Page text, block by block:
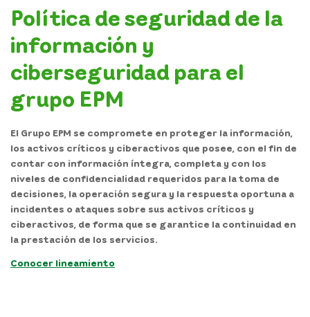
Política de seguridad de la
información y
ciberseguridad para el
grupo EPM
El Grupo EPM se compromete en proteger la información,
los activos críticos y ciberactivos que posee, con el fin de
contar con información íntegra, completa y con los
niveles de confidencialidad requeridos para la toma de
decisiones, la operación segura y la respuesta oportuna a
incidentes o ataques sobre sus activos críticos y
ciberactivos, de forma que se garantice la continuidad en
la prestación de los servicios.
Conocer lineamiento